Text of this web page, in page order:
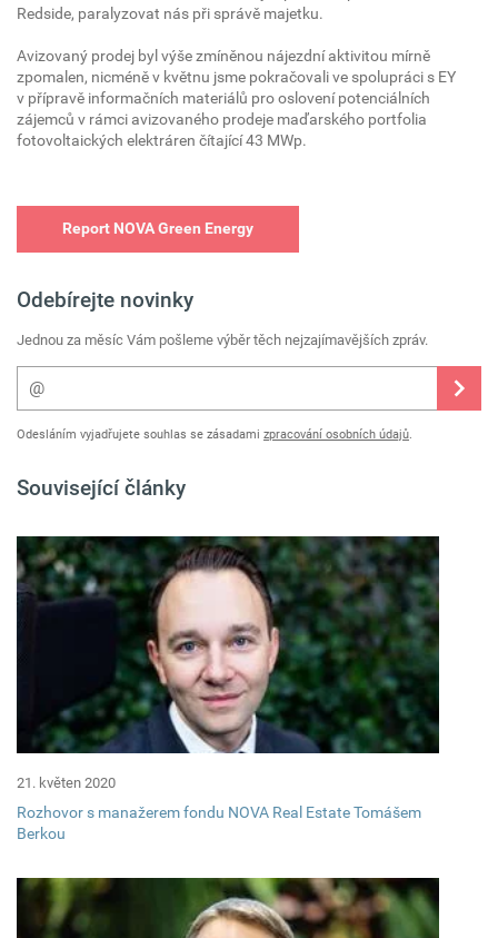
Redside, paralyzovat nás při správě majetku.
Avizovaný prodej byl výše zmíněnou nájezdní aktivitou mírně
zpomalen, nicméně v květnu jsme pokračovali ve spolupráci s EY
v přípravě informačních materiálů pro oslovení potenciálních
zájemců v rámci avizovaného prodeje maďarského portfolia
fotovoltaických elektráren čítající 43 MWp.
Report NOVA Green Energy
Odebírejte novinky
Jednou za měsíc Vám pošleme výběr těch nejzajímavějších zpráv.
Odesláním vyjadřujete souhlas se zásadami zpracování osobních údajů.
Související články
21. květen 2020
Rozhovor s manažerem fondu NOVA Real Estate Tomášem
Berkou